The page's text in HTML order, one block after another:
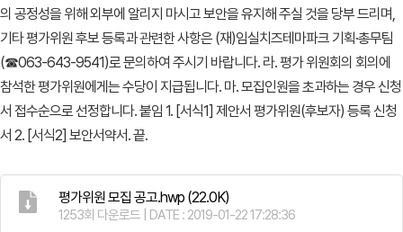
의 공정성을 위해 외부에 알리지 마시고 보안을 유지해 주실 것을 당부 드리며,
기타 평가위원 후보 등록과 관련한 사항은 (재)임실치즈테마파크 기획·총무팀
(☎063-643-9541)로 문의하여 주시기 바랍니다. 라. 평가 위원회의 회의에
참석한 평가위원에게는 수당이 지급됩니다. 마. 모집인원을 초과하는 경우 신청
서 접수순으로 선정합니다. 붙임 1. [서식1] 제안서 평가위원(후보자) 등록 신청
서 2. [서식2] 보안서약서. 끝.
평가위원 모집 공고.hwp (22.0K)
1253회 다운로드 | DATE : 2019-01-22 17:28:36